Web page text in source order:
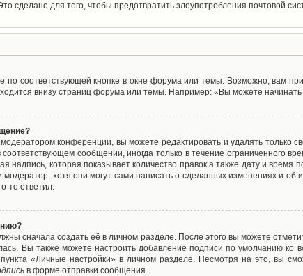
сделано для того, чтобы предотвратить злоупотребления почтовой
соответствующей кнопке в окне форума или темы. Возможно, вам
внизу страниц форума или темы. Например: «Вы можете
конференции, вы можете редактировать и удалять только
соответствующем сообщении, иногда только в течение ограниченного
которая показывает количество правок а также дату и время
хотя они могут сами написать о сделанных изменениях и об
то ответил.
сначала создать её в личном разделе. После этого вы можете
Вы также можете настроить добавление подписи по умолчанию ко
«Личные настройки» в личном разделе. Несмотря на это, вы
в форме отправки сообщения.